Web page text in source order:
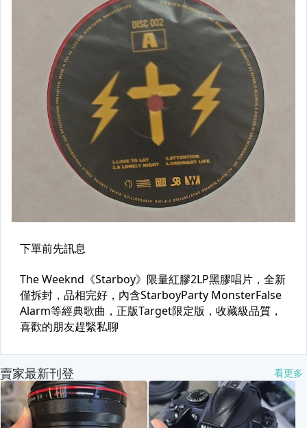
賣家最新刊登 看更多